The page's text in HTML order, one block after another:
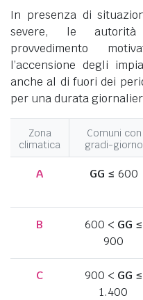
In presenza di
severe, le
provvedimento
l’accensione degli
anche al di fuori dei
per una durata
Zona
climatica
Comuni con
gradi-giorno
A GG ≤ 600
B 600 < GG ≤
900
C 900 < GG ≤
1.400